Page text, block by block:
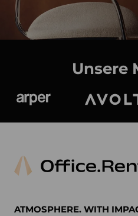
Unsere
ATMOSPHERE. WITH